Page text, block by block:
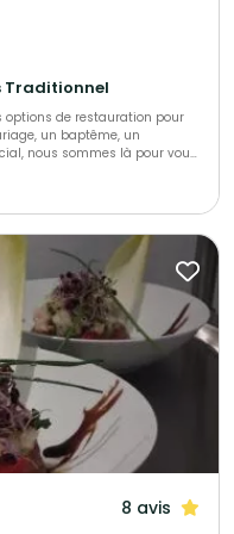
Traditionnel
options de restauration pour
nous sommes là pour vous
vous souhaitiez un menu
plus décontracté et ludique,
à explorer notre page
Là, vous trouverez une gamme
spécifiques.
8 avis